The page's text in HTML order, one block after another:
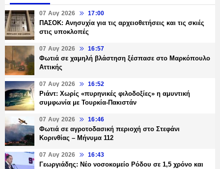
07 Αυγ 2026 17:00
ΠΑΣΟΚ: Ανησυχία για τις αρχειοθετήσεις και τις σκιές
στις υποκλοπές
07 Αυγ 2026 16:57
Φωτιά σε χαμηλή βλάστηση ξέσπασε στο Μαρκόπουλο
Αττικής
07 Αυγ 2026 16:52
Ριάντ: Χωρίς «πυρηνικές φιλοδοξίες» η αμυντική
συμφωνία με Τουρκία-Πακιστάν
07 Αυγ 2026 16:46
Φωτιά σε αγροτοδασική περιοχή στο Στεφάνι
Κορινθίας – Μήνυμα 112
07 Αυγ 2026 16:43
Γεωργιάδης: Νέο νοσοκομείο Ρόδου σε 1,5 χρόνο και